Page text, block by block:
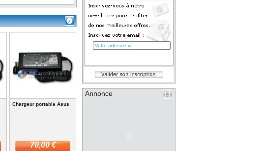
Chargeur portable Asus
70,00 €
Annonce